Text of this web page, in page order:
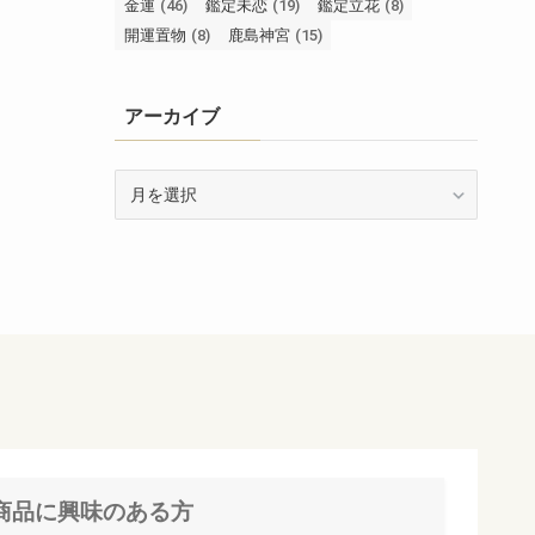
金運 (46) 鑑定未恋 (19) 鑑定立花 (8)
開運置物 (8) 鹿島神宮 (15)
アーカイブ
品に興味のある方